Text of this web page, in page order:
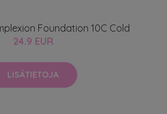
Foundation 10C Cold
24.9 EUR
LISÄTIETOJA